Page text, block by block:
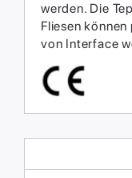
werden.​ Die
Fliesen
von Interface